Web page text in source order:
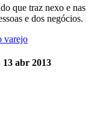
que traz nexo e nas
e dos negócios.
13 abr 2013